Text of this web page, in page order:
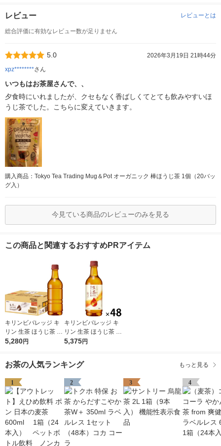
レビュー レビューとは
総合評価に有効なレビュー数が足りません
5.0
2026年3月19日 21時44分
xpz********さん
いつもはお茶屋さんで、、
夕食時にいれましたが、クセもなく香ばしくてとても飲みやすいほ
うじ茶でした。こちらに変えていきます。
購入商品：Tokyo Tea Trading Mug＆Pot オーガニック 棒ほうじ茶 1個（20バッ
グ入）
今見ている商品のレビューのみを見る
この商品と関連するおすすめPRアイテム
キリンビバレッジ キ
リン 生茶 ほうじ茶 ラ
ベルレス 525ml 1セッ
5,280円
キリンビバレッジ キ
リン 生茶 ほうじ茶 52
5ml 1セット（48本）
5,375円
お茶の人気ランキング もっと見る
1 2 3 4